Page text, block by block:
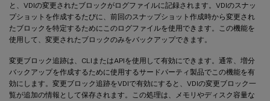
と、VDIの変更されたブロックがログファイルに記録されます。VDIのスナッ
プショットを作成するたびに、前回のスナップショット作成時から変更され
たブロックを特定するためにこのログファイルを使用できます。この機能を
使用して、変更されたブロックのみをバックアップできます。
変更ブロック追跡は、CLIまたはAPIを使用して有効にできます。通常、増分
バックアップを作成するために使用するサードパーティ製品でこの機能を有
効にします。変更ブロック追跡をVDIで有効にすると、VDIの変更ブロック一
覧が追加の情報として保存されます。この処理は、メモリやディスク容量な